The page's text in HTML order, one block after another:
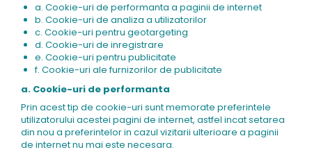
a. Cookie-uri de performanta a paginii de internet
b. Cookie-uri de analiza a utilizatorilor
c. Cookie-uri pentru geotargeting
d. Cookie-uri de inregistrare
e. Cookie-uri pentru publicitate
f. Cookie-uri ale furnizorilor de publicitate
a. Cookie-uri de performanta
Prin acest tip de cookie-uri sunt memorate preferintele
utilizatorului acestei pagini de internet, astfel incat setarea
din nou a preferintelor in cazul vizitarii ulterioare a paginii
de internet nu mai este necesara.